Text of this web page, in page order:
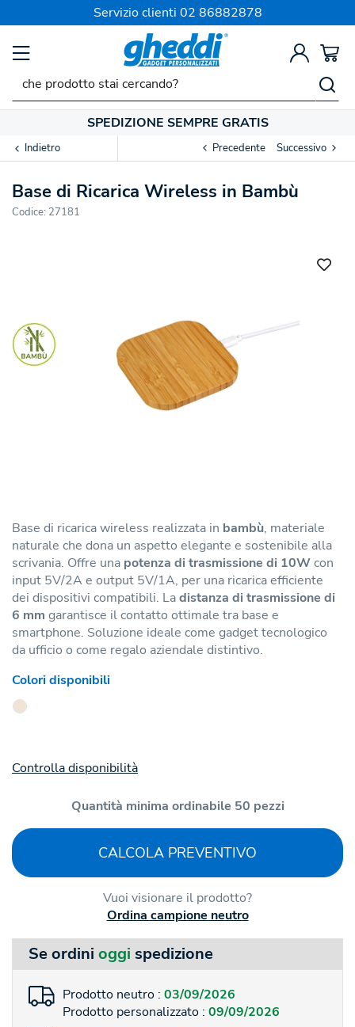
Servizio clienti 02 86882878
SPEDIZIONE SEMPRE GRATIS
Indietro Precedente Successivo
Base di Ricarica Wireless in Bambù
Codice: 27181
Base di ricarica wireless realizzata in bambù, materiale
naturale che dona un aspetto elegante e sostenibile alla
scrivania. Offre una potenza di trasmissione di 10Wcon
input 5V/2A e output 5V/1A, per una ricarica efficiente
dei dispositivi compatibili. Ladistanza di trasmissione di
6 mm garantisce il contatto ottimale tra base e
smartphone. Soluzione ideale come gadget tecnologico
da ufficio o come regalo aziendale distintivo.
Colori disponibili
Controlla disponibilità
Quantità minima ordinabile 50 pezzi
CALCOLA PREVENTIVO
Vuoi visionare il prodotto?
Ordina campione neutro
Se ordini oggi spedizione
Prodotto neutro : 03/09/2026
Prodotto personalizzato : 09/09/2026